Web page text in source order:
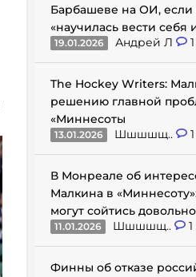
Барбашеве на ОИ, если
«научилась вести себя
19.01.2026 Андрей Л 1
The Hockey Writers:
решению главной
«Миннесоты
13.01.2026 Шшшшщ.. 1
В Монреале об
Малкина в
могут сойтись
11.01.2026 Шшшшщ.. 1
Финны об отказе